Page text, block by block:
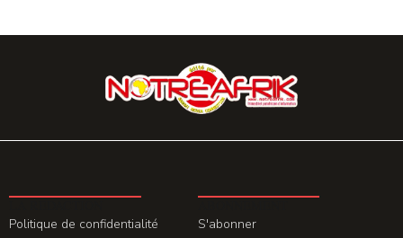
Politique de confidentialité
S'abonner